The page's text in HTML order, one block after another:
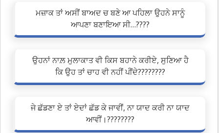
ਮਜ਼ਾਕ ਤਾਂ ਅਸੀਂ ਬਾਅਦ ਚ ਬਣੇ ਆ ਪਹਿਲਾ ਉਹਨੇ ਸਾਨੂੰ
ਆਪਣਾ ਬਣਾਇਆ ਸੀ…????
ਉਹਨਾਂ ਨਾਲ਼ ਮੁਲਾਕਾਤ ਵੀ ਕਿਸ ਬਹਾਨੇ ਕਰੀਏ, ਸੁਣਿਆ ਹੈ
ਕਿ ਉਹ ਤਾਂ ਚਾਹ ਵੀ ਨਹੀਂ ਪੀਂਦੇ????????
ਜੇ ਛੱਡਣਾ ਏ ਤਾਂ ਏਦਾਂ ਛੱਡ ਕੇ ਜਾਵੀਂ, ਨਾ ਯਾਦ ਕਰੀ ਨਾ ਯਾਦ
ਆਵੀਂ।????????